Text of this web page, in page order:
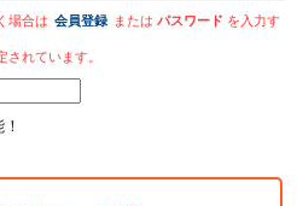
場合は 会員登録 またはパスワード を入力す
れています。